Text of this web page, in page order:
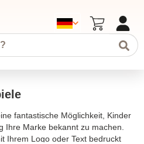
fantastische Möglichkeit, Kinder
Ihre Marke bekannt zu machen.
Ihrem Logo oder Text bedruckt